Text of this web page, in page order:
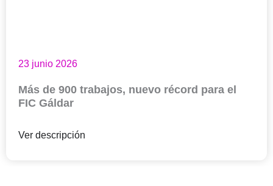
23 junio 2026
Más de 900 trabajos, nuevo récord para el
FIC Gáldar
Ver descripción